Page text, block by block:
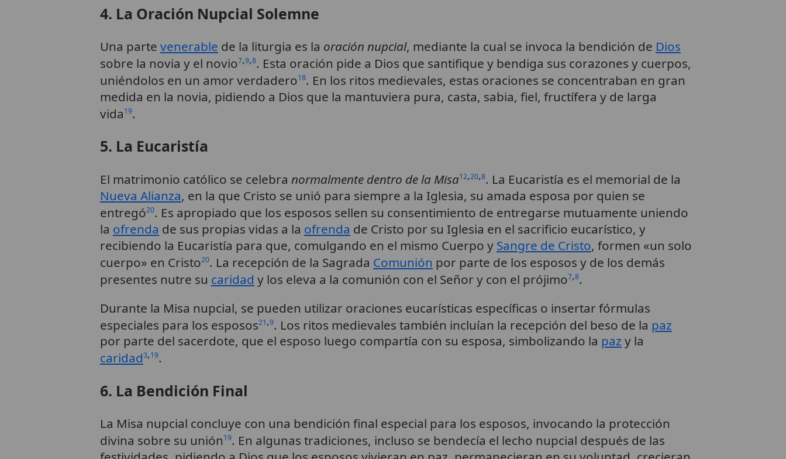
4. La Oración Nupcial Solemne
Una parte venerable de la liturgia es la oración nupcial, mediante la cual se invoca la bendición de Dios
sobre la novia y el novio7,9,8. Esta oración pide a Dios que santifique y bendiga sus corazones y cuerpos,
uniéndolos en un amor verdadero18. En los ritos medievales, estas oraciones se concentraban en gran
medida en la novia, pidiendo a Dios que la mantuviera pura, casta, sabia, fiel, fructífera y de larga
vida19.
5. La Eucaristía
El matrimonio católico se celebra normalmente dentro de la Misa12,20,8. La Eucaristía es el memorial de la
Nueva Alianza, en la que Cristo se unió para siempre a la Iglesia, su amada esposa por quien se
entregó20. Es apropiado que los esposos sellen su consentimiento de entregarse mutuamente uniendo
la ofrenda de sus propias vidas a la ofrenda de Cristo por su Iglesia en el sacrificio eucarístico, y
recibiendo la Eucaristía para que, comulgando en el mismo Cuerpo y Sangre de Cristo, formen «un solo
cuerpo» en Cristo20. La recepción de la Sagrada Comunión por parte de los esposos y de los demás
presentes nutre su caridad y los eleva a la comunión con el Señor y con el prójimo7,8.
Durante la Misa nupcial, se pueden utilizar oraciones eucarísticas específicas o insertar fórmulas
especiales para los esposos21,9. Los ritos medievales también incluían la recepción del beso de la paz
por parte del sacerdote, que el esposo luego compartía con su esposa, simbolizando la paz y la
caridad3,19.
6. La Bendición Final
La Misa nupcial concluye con una bendición final especial para los esposos, invocando la protección
divina sobre su unión19. En algunas tradiciones, incluso se bendecía el lecho nupcial después de las